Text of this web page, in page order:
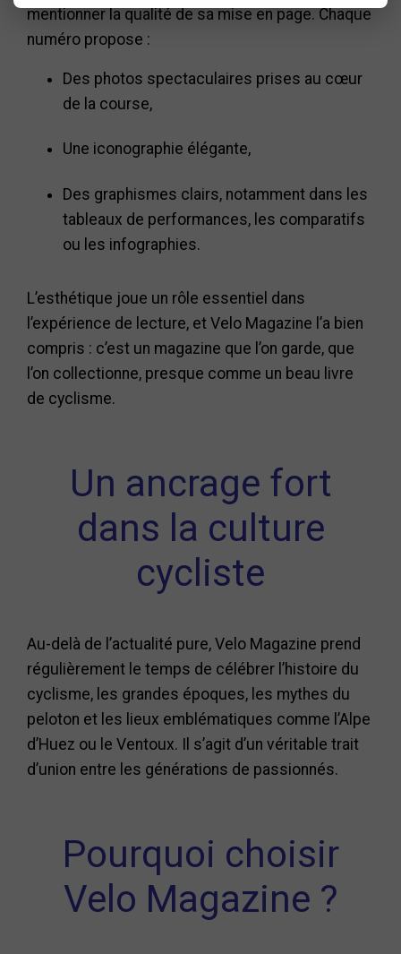
mentionner la qualité de sa mise en page. Chaque
numéro propose :
Des photos spectaculaires prises au cœur
de la course,
Une iconographie élégante,
Des graphismes clairs, notamment dans les
tableaux de performances, les comparatifs
ou les infographies.
L’esthétique joue un rôle essentiel dans
l’expérience de lecture, et Velo Magazine l’a bien
compris : c’est un magazine que l’on garde, que
l’on collectionne, presque comme un beau livre
de cyclisme.
Un ancrage fort
dans la culture
cycliste
Au-delà de l’actualité pure, Velo Magazine prend
régulièrement le temps de célébrer l’histoire du
cyclisme, les grandes époques, les mythes du
peloton et les lieux emblématiques comme l’Alpe
d’Huez ou le Ventoux. Il s’agit d’un véritable trait
d’union entre les générations de passionnés.
Pourquoi choisir
Velo Magazine ?